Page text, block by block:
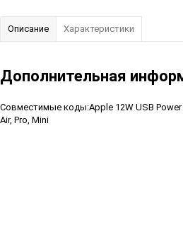
Описание Характеристики
Дополнительная
Совместимые коды:Apple 12W USB Power
Air, Pro, Mini